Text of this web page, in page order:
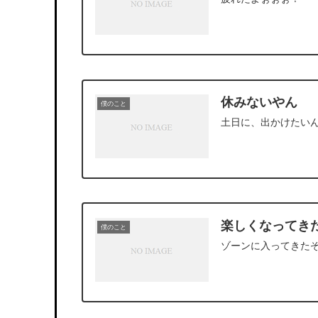
僕のこと 休みないやん
土日に、出かけたい
僕のこと 楽しくなってき
ゾーンに入ってきた